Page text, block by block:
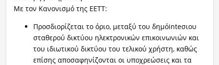
Κόσμος
Ραδιόφωνο LIVE
Με τον Κανονισμό της ΕΕΤΤ:
Προσδιορίζεται το όριο, μεταξύ του δημόinteσιου
σταθερού δικτύου ηλεκτρονικών επικοινωνιών και
του ιδιωτικού δικτύου του τελικού χρήστη, καθώς
επίσης αποσαφηνίζονται οι υποχρεώσεις και τα